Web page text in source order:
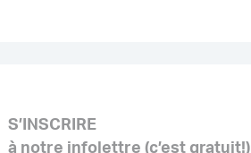
S’INSCRIRE
à notre infolettre (c’est gratuit!)